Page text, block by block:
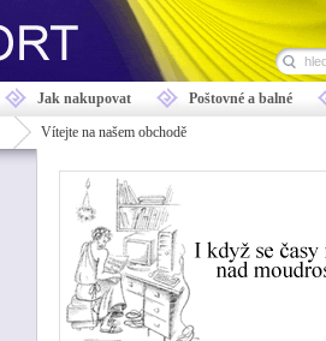
Jak nakupovat Poštovné a balné
Vítejte na našem obchodě